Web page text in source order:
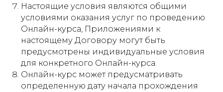
Настоящие условия являются общими
условиями оказания услуг по проведению
Онлайн-курса, Приложениями к
настоящему Договору могут быть
предусмотрены индивидуальные условия
для конкретного Онлайн-курса.
Онлайн-курс может предусматривать
определенную дату начала прохождения